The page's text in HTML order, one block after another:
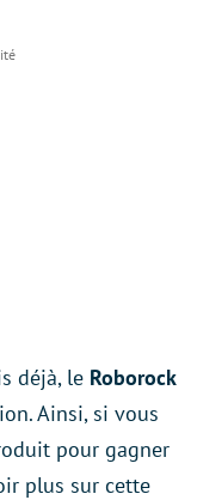
déjà, le Roborock
Ainsi, si vous
pour gagner
plus sur cette